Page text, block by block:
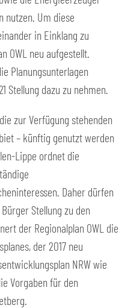
nutzen. Um diese
in Einklang zu
OWL neu aufgestellt.
Planungsunterlagen
Stellung dazu zu nehmen.
zur Verfügung stehenden
– künftig genutzt werden
Lippe ordnet die
Daher dürfen
Stellung zu den
der Regionalplan OWL die
der 2017 neu
NRW wie
Vorgaben für den